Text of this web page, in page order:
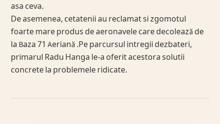
asa ceva.
De asemenea, cetatenii au reclamat si zgomotul
foarte mare produs de aeronavele care decolează de
la Baza 71 Aeriană .Pe parcursul intregii dezbateri,
primarul Radu Hanga le-a oferit acestora solutii
concrete la problemele ridicate.